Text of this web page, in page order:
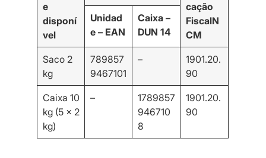
e
disponí
vel
cação
FiscalN
CM
Unidad
e – EAN
Caixa –
DUN 14
Saco 2
kg
789857
9467101
–
1901.20.
90
Caixa 10
kg (5 x 2
kg)
–
1789857
946710
8
1901.20.
90